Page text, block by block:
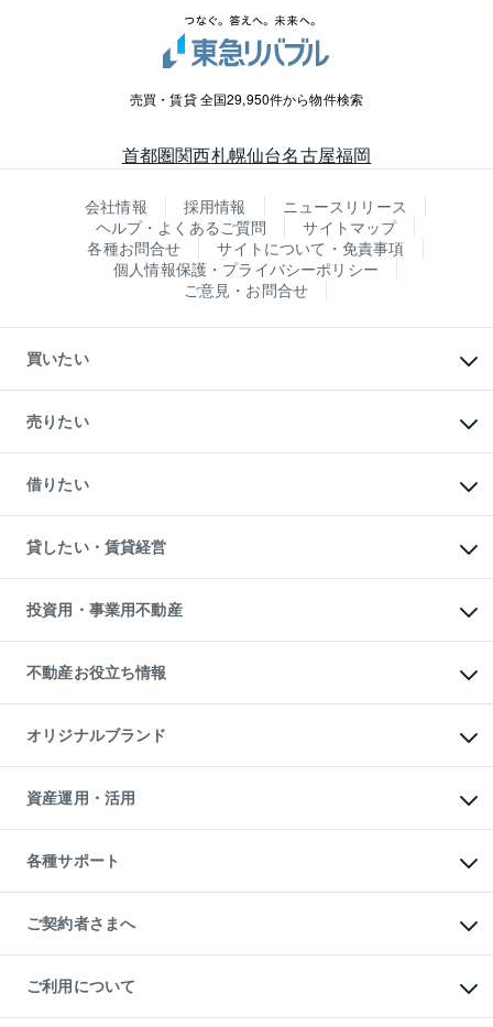
売買・賃貸 全国29,950件から物件検索
首都圏関西札幌仙台名古屋福岡
会社情報 採用情報
ニュースリリース
ヘルプ・よくあるご質問
サイトマップ
各種お問合せ
サイトについて・免責事項
個人情報保護・プライバシーポリシー
ご意見・お問合せ
買いたい
新築・分譲マンションの購入
中古マンションの購入
一戸建ての購入
中古一戸建ての購入
不動産購入の流れ
注目キーワード物件特集
購入ガイド
English 繁体中文簡体中文
売りたい
一戸建ての売却・査定
土地の売却・査定
スピードAI査定
不動産査定について
不動産売却の流れ
不動産買換えの流れ
売却ガイド
借りたい
オフィス・店舗の賃貸
借りるときの流れ
借りるガイド
貸したい・賃貸経営
マンション賃料データ
賃貸管理プラン
リロケーションについて
貸すガイド
投資用・事業用不動産
事業用不動産
マンション投資
投資用マンション
アパート経営
収益物件
ビル購入（ビル一棟）
投資用不動産の売却査定
事業用不動産の売却査定
不動産お役立ち情報
マンションライブラリー
人気マンションランキング
暮らしに役立つ不動産メディア
不動産相場・不動産価格情報
不動産コラム・ニュース
不動産用語集
不動産なんでもネット相談室
住まいの税金
オリジナルブランド
一棟リノベーションマンション
L`GENTE（ルジェンテ）
区分リノベーションマンション
投資用一棟レジデンスWELL
不動産小口投資
LEGACIA（レガシア）
資産運用・活用
不動産M&A
アセットマネジメント・出資
各種サポート
相続サポート
リフォームサポート
ご契約者さまへ
ご紹介・再契約特典
入居者様専用-各種ご案内（賃貸）
東急こすもす会「こすもすWeb」
ご利用について